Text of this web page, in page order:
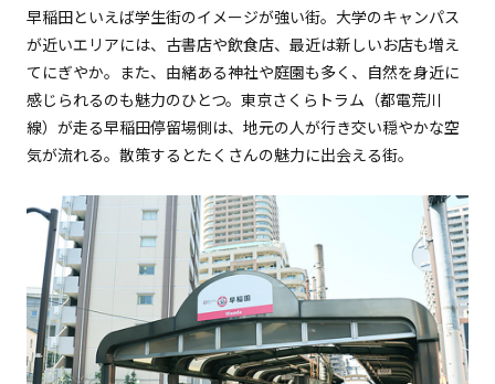
早稲田といえば学生街のイメージが強い街。大学のキャンパス
が近いエリアには、古書店や飲食店、最近は新しいお店も増え
てにぎやか。また、由緒ある神社や庭園も多く、自然を身近に
感じられるのも魅力のひとつ。東京さくらトラム（都電荒川
線）が走る早稲田停留場側は、地元の人が行き交い穏やかな空
気が流れる。散策するとたくさんの魅力に出会える街。